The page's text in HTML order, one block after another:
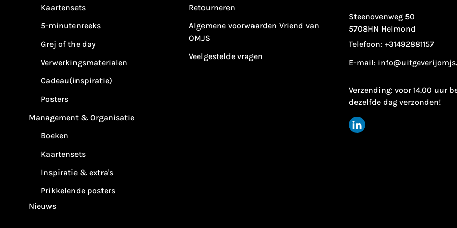
Kaartensets
5-minutenreeks
Grej of the day
Verwerkingsmaterialen
Cadeau(inspiratie)
Posters
Management & Organisatie
Boeken
Kaartensets
Inspiratie & extra's
Prikkelende posters
Nieuws
Retourneren
Algemene voorwaarden Vriend van
OMJS
Veelgestelde vragen
Steenovenweg 50
5708HN Helmond
Telefoon: +31492881157
E-mail:
Verzending: voor 14.00 uur
dezelfde dag verzonden!